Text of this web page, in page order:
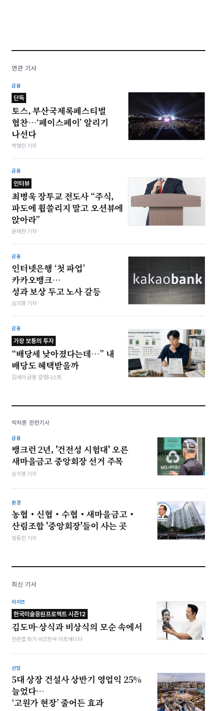
연관 기사
금융
단독
토스, 부산국제록페스티벌
협찬…‘페이스페이’ 알리기
나선다
박형민 기자
금융
인터뷰
최병욱 장투교 전도사 “주식,
파도에 휩쓸리지 말고 오션뷰에
앉아라”
윤채현 기자
금융
인터넷은행 ‘첫 파업’
카카오뱅크…
성과 보상 두고 노사 갈등
심지영 기자
금융
가장 보통의 투자
“배당세 낮아졌다는데…” 내
배당도 혜택받을까
김세아 금융 칼럼니스트
박차훈 관련기사
금융
뱅크런 2년, '건전성 시험대' 오른
새마을금고 중앙회장 선거 주목
심지영 기자
환경
농협‧신협‧수협‧새마을금고‧
산림조합 '중앙회장'들이 사는 곳
정동민 기자
최신 기사
라이프
한국미술응원프로젝트 시즌12
김도마-상식과 비상식의 모순 속에서
전준엽 화가·비즈한국 아트에디터
산업
5대 상장 건설사 상반기 영업익 25%
늘었다…
‘고원가 현장’ 줄어든 효과